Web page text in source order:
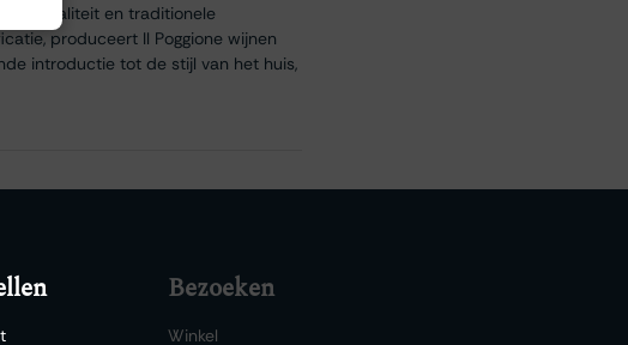
kwaliteit en traditionele
produceert Il Poggione wijnen
introductie tot de stijl van het huis,
Bezoeken
Winkel